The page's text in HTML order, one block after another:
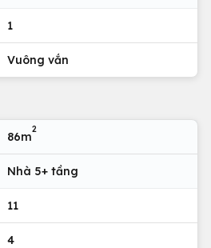
1
Vuông vắn
86m
2
Nhà 5+ tầng
11
4